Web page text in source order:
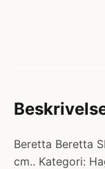
Beretta Beretta
cm.. Kategori: